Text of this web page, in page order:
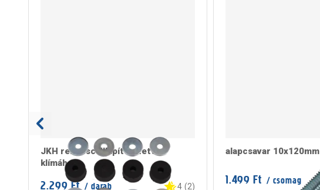
JKH rezgéscsillapító szett
klímához
2.299 Ft / darab 4 (2)
alapcsavar 10x120mm
1.499 Ft / csomag